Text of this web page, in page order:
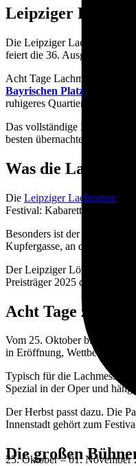
25. Oktober – 01. November
Leipziger
Die Leipziger Lachmesse
feiert die 36. Ausgabe vom
Acht Tage Lachmesse, ein
Bayrischen Platz liegt
ruhigeres Quartier danach ist
Das vollständige Programm
besten übernachtest.
Was die
Die Leipziger Lachmesse
Festival: Kabarett, Comedy,
Besonders ist der Mix aus
Kupfergasse, an der
Der Leipziger Löwenzahn
Preisträger 2025 das 36.
Acht Tage
Vom 25. Oktober bis 1.
in Eröffnung, Wettbewerb,
Typisch für die Lachmesse
Spezial in der Oper und
Der Herbst passt dazu. Die
Innenstadt gehört zum
Die großen